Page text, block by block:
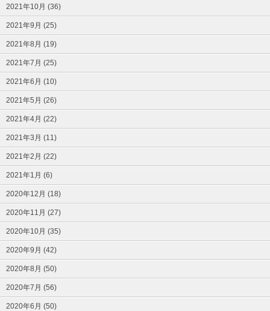
2021年10月 (36)
2021年9月 (25)
2021年8月 (19)
2021年7月 (25)
2021年6月 (10)
2021年5月 (26)
2021年4月 (22)
2021年3月 (11)
2021年2月 (22)
2021年1月 (6)
2020年12月 (18)
2020年11月 (27)
2020年10月 (35)
2020年9月 (42)
2020年8月 (50)
2020年7月 (56)
2020年6月 (50)